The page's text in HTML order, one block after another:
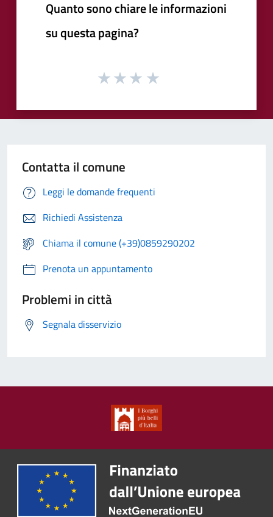
Quanto sono chiare le informazioni
su questa pagina?
Contatta il comune
Leggi le domande frequenti
Richiedi Assistenza
Chiama il comune (+39)0859290202
Prenota un appuntamento
Problemi in città
Segnala disservizio